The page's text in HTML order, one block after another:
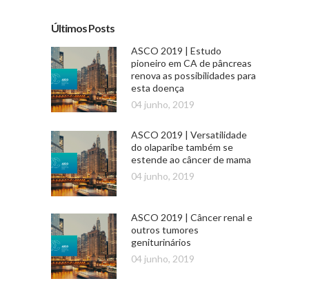
Últimos Posts
ASCO 2019 | Estudo
pioneiro em CA de pâncreas
renova as possibilidades para
esta doença
04 junho, 2019
ASCO 2019 | Versatilidade
do olaparibe também se
estende ao câncer de mama
04 junho, 2019
ASCO 2019 | Câncer renal e
outros tumores
geniturinários
04 junho, 2019